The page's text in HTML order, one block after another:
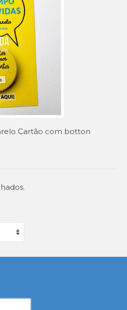
de prevenção
2026
Cartão com botton